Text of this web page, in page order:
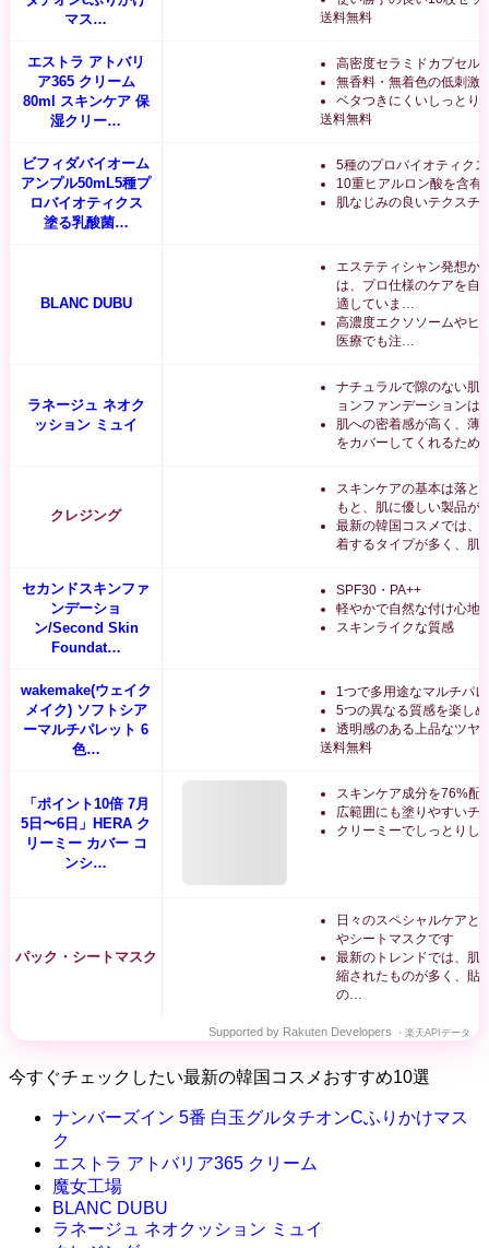
マス…
送料無料
エストラ アトバリ
ア365 クリーム
80ml スキンケア 保
湿クリー…
高密度セラミドカプセル
無香料・無着色の低刺激
ベタつきにくいしっとり
送料無料
ビフィダバイオーム
アンプル50mL5種プ
ロバイオティクス
塗る乳酸菌…
5種のプロバイオティク
10重ヒアルロン酸を含有
肌なじみの良いテクスチ
BLANC DUBU
エステティシャン発想か
は、プロ仕様のケアを自
適していま…
高濃度エクソソームやヒ
医療でも注…
ラネージュ ネオク
ッション ミュイ
ナチュラルで隙のない肌
ョンファンデーションは
肌への密着感が高く、薄
をカバーしてくれるため
クレジング
スキンケアの基本は落と
もと、肌に優しい製品が
最新の韓国コスメでは、
着するタイプが多く、肌
セカンドスキンファ
ンデーショ
ン/Second Skin
Foundat…
SPF30・PA++
軽やかで自然な付け心地
スキンライクな質感
wakemake(ウェイク
メイク) ソフトシア
ーマルチパレット 6
色…
1つで多用途なマルチパ
5つの異なる質感を楽し
透明感のある上品なツヤ
送料無料
「ポイント10倍 7月
5日〜6日」HERA ク
リーミー カバー コ
ンシ…
スキンケア成分を76%配
広範囲にも塗りやすいチ
クリーミーでしっとりし
パック・シートマスク
日々のスペシャルケアと
やシートマスクです
最新のトレンドでは、肌
縮されたものが多く、貼
の…
Supported by Rakuten Developers ・楽天APIデータ
今すぐチェックしたい最新の韓国コスメおすすめ10選
ナンバーズイン 5番 白玉グルタチオンCふりかけマス
ク
エストラ アトバリア365 クリーム
魔女工場
BLANC DUBU
ラネージュ ネオクッション ミュイ